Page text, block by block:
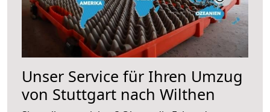
Unser Service für Ihren Umzug
von Stuttgart nach Wilthen